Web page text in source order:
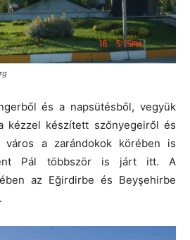
és a napsütésből, vegyük
kézzel készített szőnyegeiről és
város a zarándokok körében is
Pál többször is járt itt. A
az Eğirdirbe és Beyşehirbe